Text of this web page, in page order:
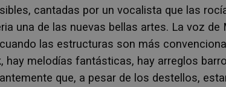
cantadas por un vocalista que las
una de las nuevas bellas artes. La voz
las estructuras son más
hay melodías fantásticas, hay arreglos
que, a pesar de los destellos,